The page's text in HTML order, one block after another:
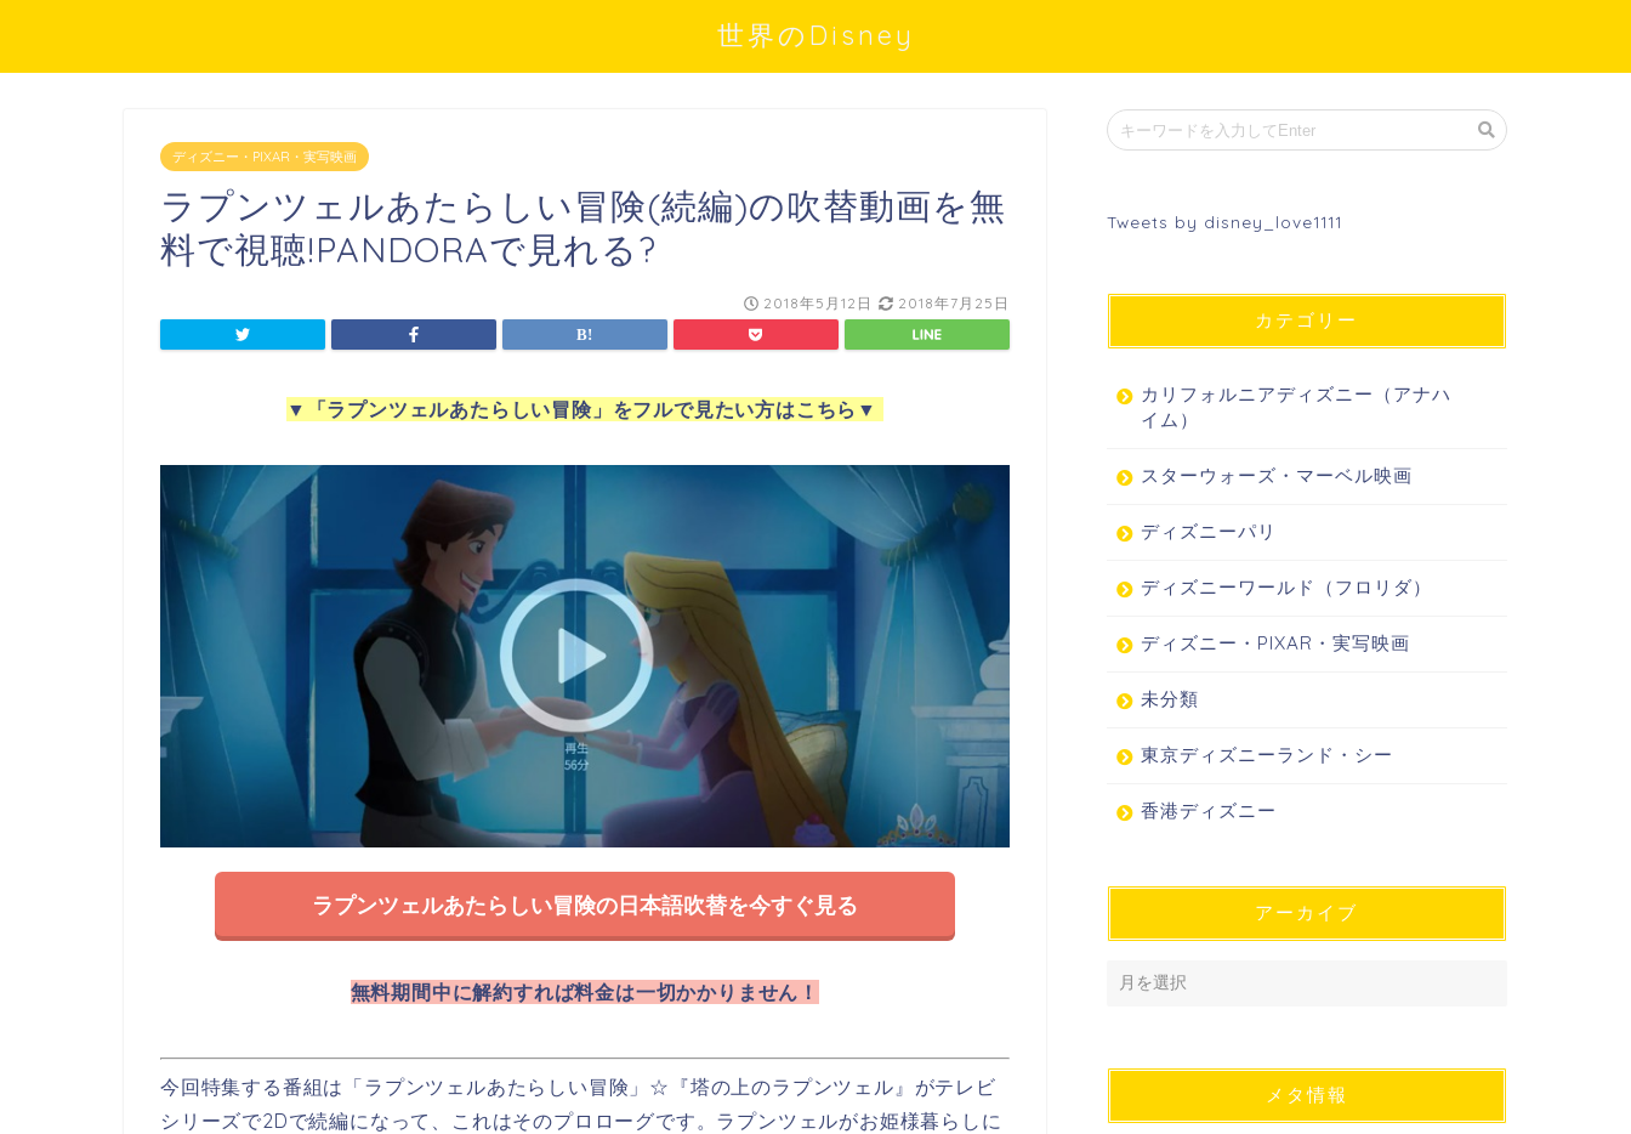
世界のDisney
ディズニー・PIXAR・実写映画
ラプンツェルあたらしい冒険(続編)の吹替動画を無
料で視聴!PANDORAで見れる?
2018年5月12日 2018年7月25日
▼ 「ラプンツェルあたらしい冒険」をフルで見たい方はこちら ▼
ラプンツェルあたらしい冒険の日本語吹替を今すぐ見る
無料期間中に解約すれば料金は一切かかりません！
今回特集する番組は「ラプンツェルあたらしい冒険」 ☆『塔の上のラプンツェル』がテレビ
シリーズで2Dで続編になって、これはそのプロローグです。ラプンツェルがお姫様暮らしに
Tweets by disney_love1111
カテゴリー
カリフォルニアディズニー（アナハ
イム）
スターウォーズ・マーベル映画
ディズニーパリ
ディズニーワールド（フロリダ）
ディズニー・PIXAR・実写映画
未分類
東京ディズニーランド・シー
香港ディズニー
アーカイブ
メタ情報